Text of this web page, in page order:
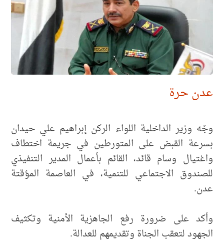
عدن حرة
وجّه وزير الداخلية اللواء الركن إبراهيم علي حيدان
بسرعة القبض على المتورطين في جريمة اختطاف
واغتيال وسام قائد، القائم بأعمال المدير التنفيذي
للصندوق الاجتماعي للتنمية، في العاصمة المؤقتة
عدن.
وأكد على ضرورة رفع الجاهزية الأمنية وتكثيف
الجهود لتعقب الجناة وتقديمهم للعدالة.